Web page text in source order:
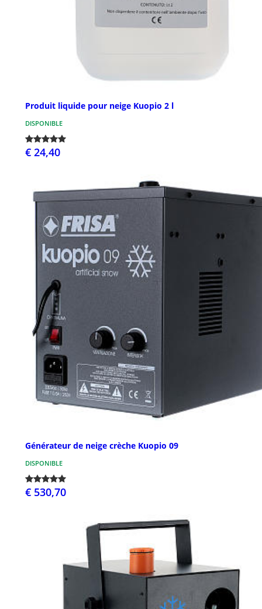
Produit liquide pour neige Kuopio 2 l
DISPONIBLE
€ 24,40
Générateur de neige crèche Kuopio 09
DISPONIBLE
€ 530,70